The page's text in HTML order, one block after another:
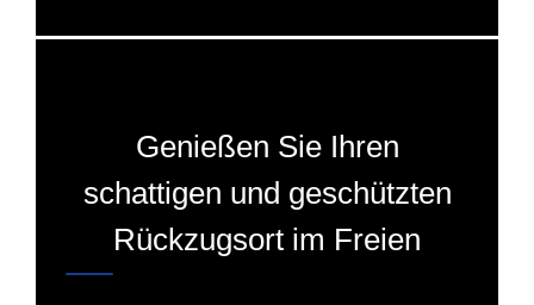
Genießen Sie Ihren
schattigen und geschützten
Rückzugsort im Freien